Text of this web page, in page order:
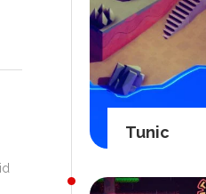
Tunic